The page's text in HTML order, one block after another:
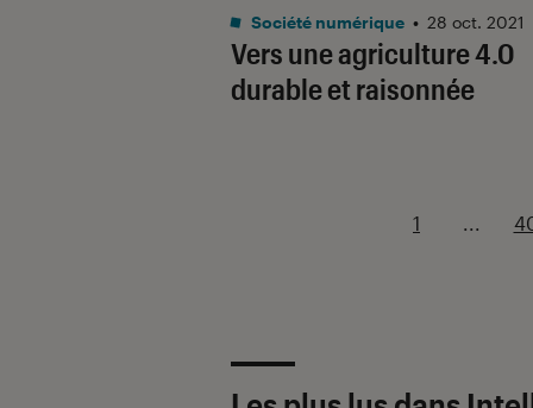
Vers une agriculture 4.0
durable et raisonnée
Société numérique • 28 oct. 2021
1 ...